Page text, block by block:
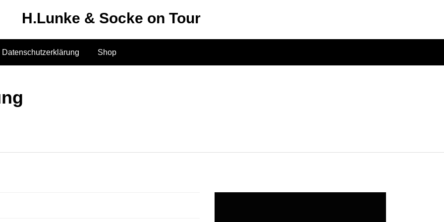
H.Lunke & Socke on Tour
Datenschutzerklärung Shop